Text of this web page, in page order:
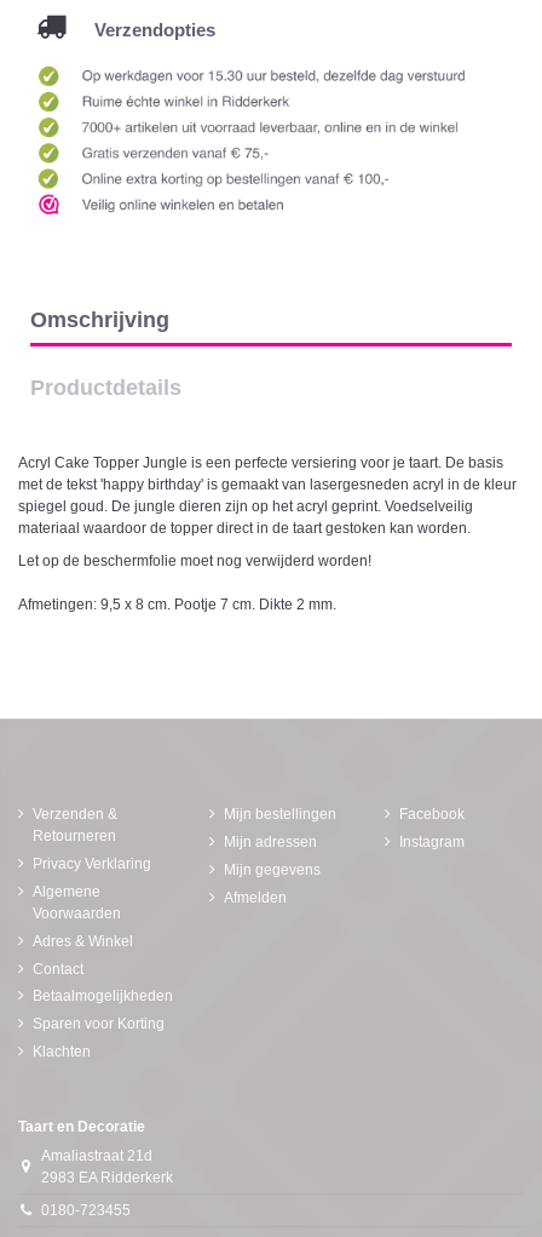
Verzendopties
Omschrijving
Productdetails
Acryl Cake Topper Jungle is een perfecte versiering voor je taart. De basis
met de tekst 'happy birthday' is gemaakt van lasergesneden acryl in de kleur
spiegel goud. De jungle dieren zijn op het acryl geprint. Voedselveilig
materiaal waardoor de topper direct in de taart gestoken kan worden.
Let op de beschermfolie moet nog verwijderd worden!
Afmetingen: 9,5 x 8 cm. Pootje 7 cm. Dikte 2 mm.
Verzenden &
Retourneren
Privacy Verklaring
Algemene
Voorwaarden
Adres & Winkel
Contact
Betaalmogelijkheden
Sparen voor Korting
Klachten
Mijn bestellingen
Mijn adressen
Mijn gegevens
Afmelden
Facebook
Instagram
Taart en Decoratie
Amaliastraat 21d
2983 EA Ridderkerk
0180-723455